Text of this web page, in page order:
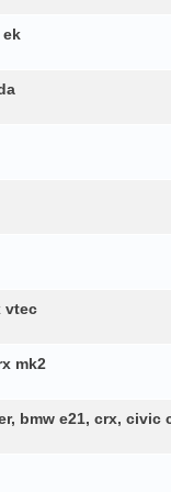
vtec
mk2
bmw e21, crx, civic